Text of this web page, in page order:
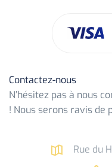
Contactez-nous
N’hésitez pas à nous
! Nous serons ravis de
Rue du